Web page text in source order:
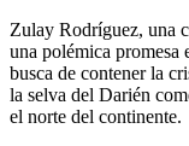
Zulay Rodríguez, una
una polémica promesa
busca de contener la
la selva del Darién
el norte del continente.